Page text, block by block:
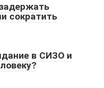
сократить
в СИЗО и